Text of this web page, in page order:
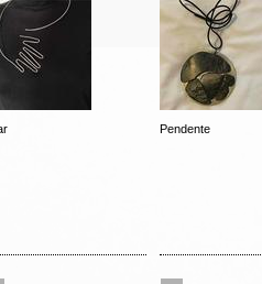
Pendente